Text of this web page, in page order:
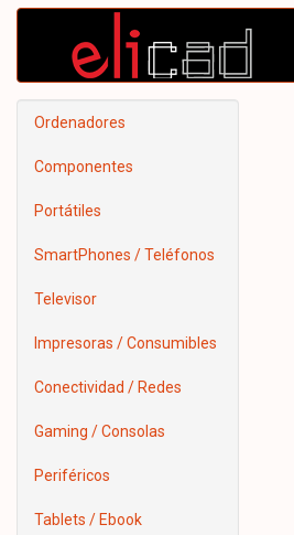
Ordenadores
Componentes
Portátiles
SmartPhones / Teléfonos
Televisor
Impresoras / Consumibles
Conectividad / Redes
Gaming / Consolas
Periféricos
Tablets / Ebook